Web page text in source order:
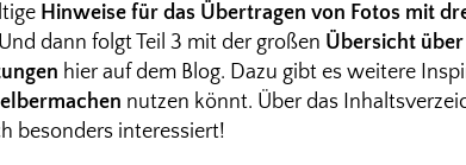
Hinweise für das Übertragen von Fotos mit
dann folgt Teil 3 mit der großen Übersicht
hier auf dem Blog. Dazu gibt es weitere
nutzen könnt. Über das
besonders interessiert!